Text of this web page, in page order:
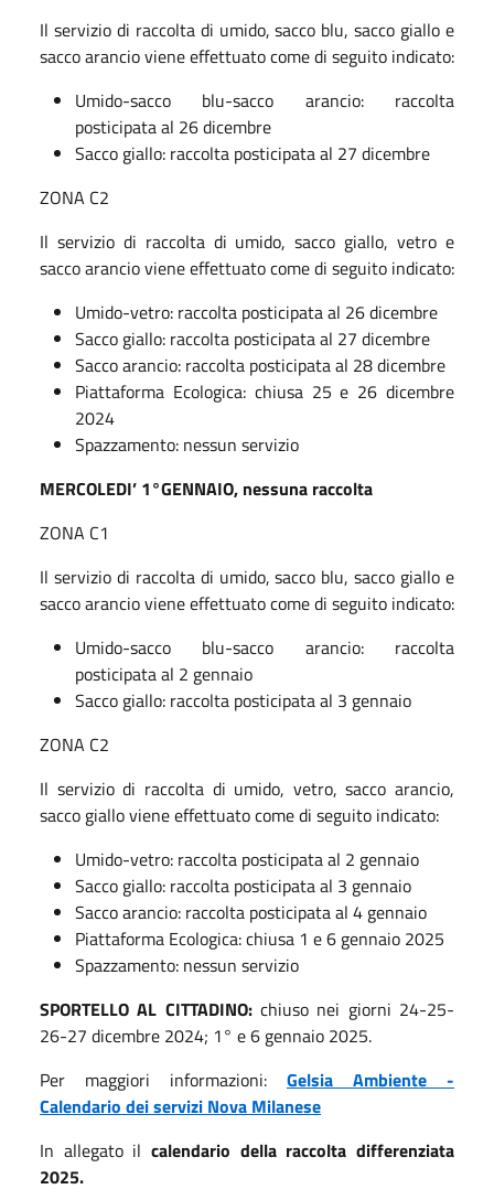
Il servizio di raccolta di umido, sacco blu, sacco giallo e
sacco arancio viene effettuato come di seguito indicato:
Umido-sacco blu-sacco arancio: raccolta
posticipata al 26 dicembre
Sacco giallo: raccolta posticipata al 27 dicembre
ZONA C2
Il servizio di raccolta di umido, sacco giallo, vetro e
sacco arancio viene effettuato come di seguito indicato:
Umido-vetro: raccolta posticipata al 26 dicembre
Sacco giallo: raccolta posticipata al 27 dicembre
Sacco arancio: raccolta posticipata al 28 dicembre
Piattaforma Ecologica: chiusa 25 e 26 dicembre
2024
Spazzamento: nessun servizio
MERCOLEDI’ 1°GENNAIO, nessuna raccolta
ZONA C1
Il servizio di raccolta di umido, sacco blu, sacco giallo e
sacco arancio viene effettuato come di seguito indicato:
Umido-sacco blu-sacco arancio: raccolta
posticipata al 2 gennaio
Sacco giallo: raccolta posticipata al 3 gennaio
ZONA C2
Il servizio di raccolta di umido, vetro, sacco arancio,
sacco giallo viene effettuato come di seguito indicato:
Umido-vetro: raccolta posticipata al 2 gennaio
Sacco giallo: raccolta posticipata al 3 gennaio
Sacco arancio: raccolta posticipata al 4 gennaio
Piattaforma Ecologica: chiusa 1 e 6 gennaio 2025
Spazzamento: nessun servizio
SPORTELLO AL CITTADINO:chiuso nei giorni 24-25-
26-27 dicembre 2024; 1° e 6 gennaio 2025.
Per maggiori informazioni: Gelsia Ambiente -
Calendario dei servizi Nova Milanese
In allegato il calendario della raccolta differenziata
2025.